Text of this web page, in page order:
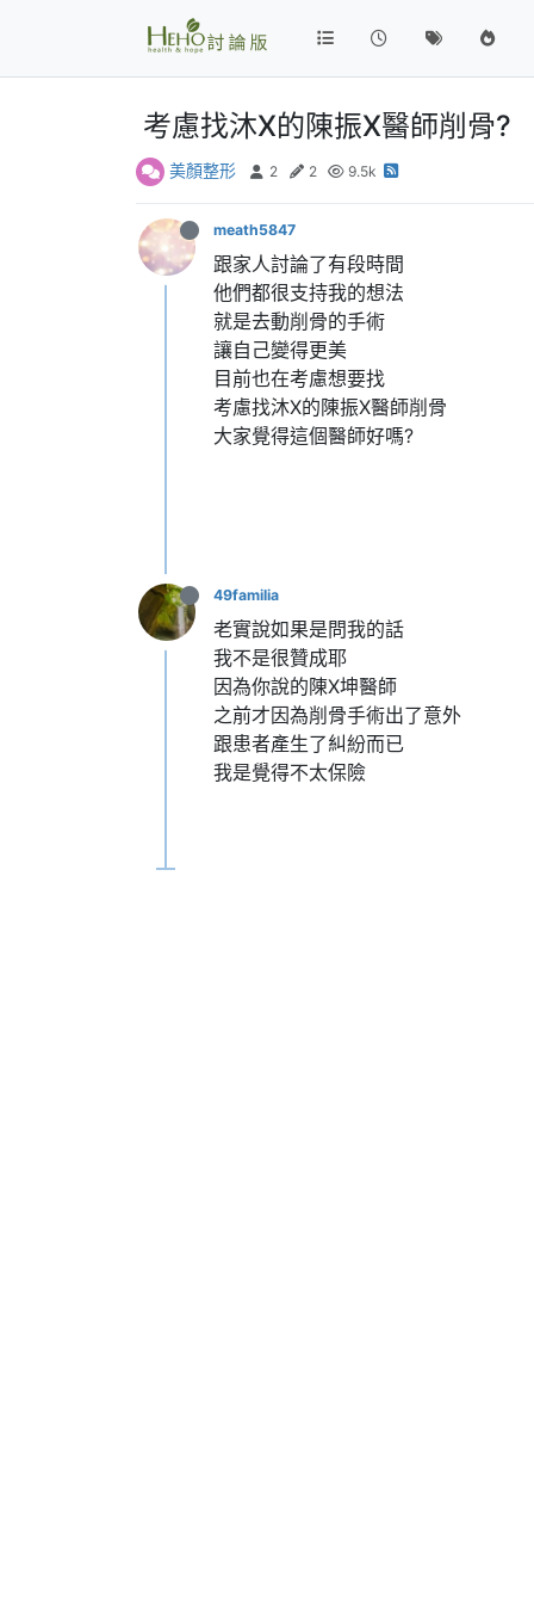
考慮找沐X的陳振X醫師削骨?
美顏整形 2 2 9.5k
meath5847
跟家人討論了有段時間
他們都很支持我的想法
就是去動削骨的手術
讓自己變得更美
目前也在考慮想要找
考慮找沐X的陳振X醫師削骨
大家覺得這個醫師好嗎?
49familia
老實說如果是問我的話
我不是很贊成耶
因為你說的陳X坤醫師
之前才因為削骨手術出了意外
跟患者產生了糾紛而已
我是覺得不太保險